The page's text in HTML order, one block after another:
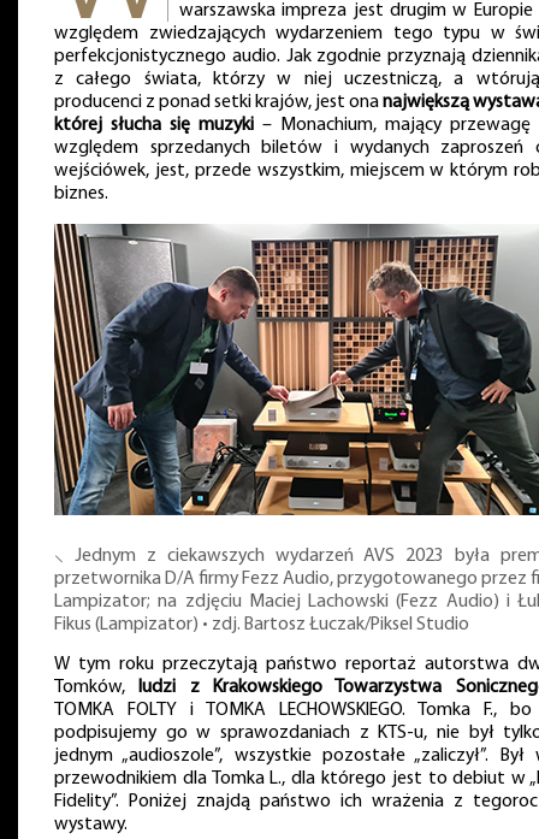
warszawska impreza jest drugim w Europie
względem zwiedzających wydarzeniem tego typu w
perfekcjonistycznego audio. Jak zgodnie przyznają
z całego świata, którzy w niej uczestniczą, a
producenci z ponad setki krajów, jest onanajwiększą
której słucha się muzyki – Monachium, mający przewagę
względem sprzedanych biletów i wydanych zaproszeń
wejściówek, jest, przede wszystkim, miejscem w którym
biznes.
⸜ Jednym z ciekawszych wydarzeń AVS 2023 była
przetwornika D/A firmy Fezz Audio, przygotowanego przez
Lampizator; na zdjęciu Maciej Lachowski (Fezz Audio) i
Fikus (Lampizator) • zdj. Bartosz Łuczak/Piksel Studio
W tym roku przeczytają państwo reportaż autorstwa
Tomków,ludzi z Krakowskiego Towarzystwa
TOMKA FOLTY i TOMKA LECHOWSKIEGO. Tomka F.,
podpisujemy go w sprawozdaniach z KTS-u, nie był
jednym „audioszole”, wszystkie pozostałe „zaliczył”. Był
przewodnikiem dla Tomka L., dla którego jest to debiut w
Fidelity”. Poniżej znajdą państwo ich wrażenia z
wystawy.